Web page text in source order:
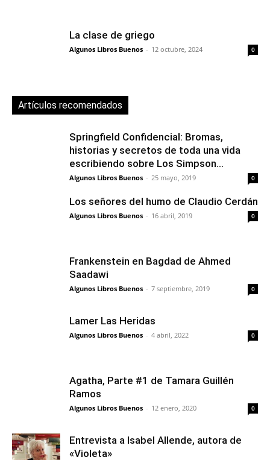
La clase de griego
Algunos Libros Buenos - 12 octubre, 2024 0
Artículos recomendados
Springfield Confidencial: Bromas,
historias y secretos de toda una vida
escribiendo sobre Los Simpson...
Algunos Libros Buenos - 25 mayo, 2019 0
Los señores del humo de Claudio Cerdán
Algunos Libros Buenos - 16 abril, 2019 0
Frankenstein en Bagdad de Ahmed
Saadawi
Algunos Libros Buenos - 7 septiembre, 2019 0
Lamer Las Heridas
Algunos Libros Buenos - 4 abril, 2022 0
Agatha, Parte #1 de Tamara Guillén
Ramos
Algunos Libros Buenos - 12 enero, 2020 0
Entrevista a Isabel Allende, autora de
«Violeta»